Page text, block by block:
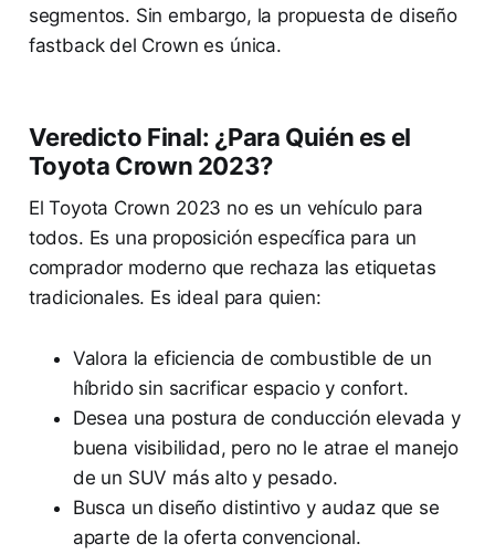
segmentos. Sin embargo, la propuesta de diseño
fastback del Crown es única.
Veredicto Final: ¿Para Quién es el
Toyota Crown 2023?
El Toyota Crown 2023 no es un vehículo para
todos. Es una proposición específica para un
comprador moderno que rechaza las etiquetas
tradicionales. Es ideal para quien:
Valora la eficiencia de combustible de un
híbrido sin sacrificar espacio y confort.
Desea una postura de conducción elevada y
buena visibilidad, pero no le atrae el manejo
de un SUV más alto y pesado.
Busca un diseño distintivo y audaz que se
aparte de la oferta convencional.